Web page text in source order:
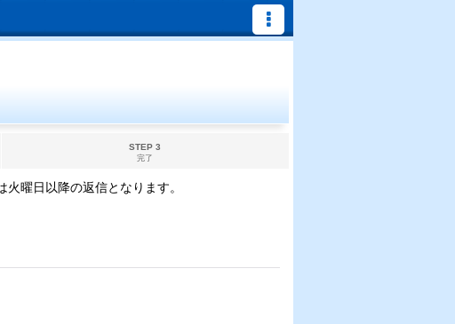
STEP 3
完了
曜日以降の返信となります。